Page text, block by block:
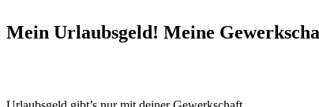
Mein Urlaubsgeld! Meine